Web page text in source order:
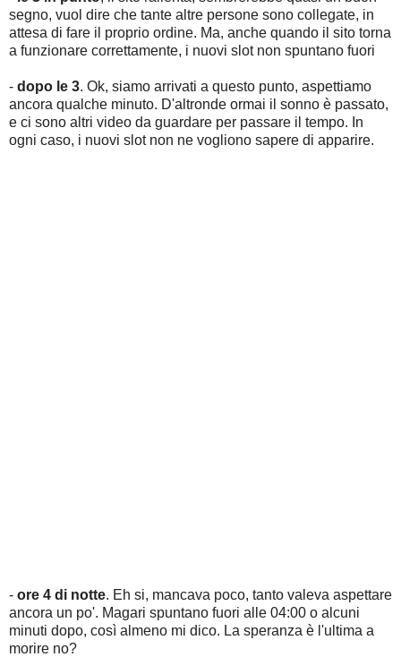
segno, vuol dire che tante altre persone sono collegate, in
attesa di fare il proprio ordine. Ma, anche quando il sito torna
a funzionare correttamente, i nuovi slot non spuntano fuori
- dopo le 3. Ok, siamo arrivati a questo punto, aspettiamo
ancora qualche minuto. D'altronde ormai il sonno è passato,
e ci sono altri video da guardare per passare il tempo. In
ogni caso, i nuovi slot non ne vogliono sapere di apparire.
- ore 4 di notte. Eh si, mancava poco, tanto valeva aspettare
ancora un po'. Magari spuntano fuori alle 04:00 o alcuni
minuti dopo, così almeno mi dico. La speranza è l'ultima a
morire no?